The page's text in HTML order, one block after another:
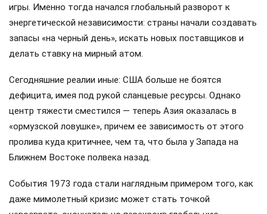
игры. Именно тогда начался глобальный разворот к
энергетической независимости: страны начали создавать
запасы «на черный день», искать новых поставщиков и
делать ставку на мирный атом.
Сегодняшние реалии иные: США больше не боятся
дефицита, имея под рукой сланцевые ресурсы. Однако
центр тяжести сместился — теперь Азия оказалась в
«ормузской ловушке», причем ее зависимость от этого
пролива куда критичнее, чем та, что была у Запада на
Ближнем Востоке полвека назад.
События 1973 года стали наглядным примером того, как
даже мимолетный кризис может стать точкой